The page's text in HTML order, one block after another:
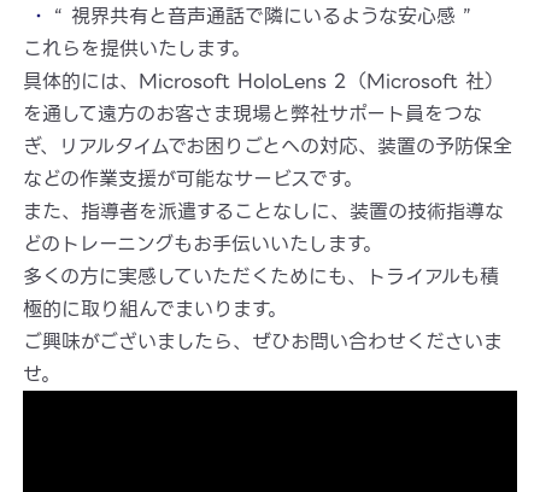
“ 視界共有と音声通話で隣にいるような安心感 ”
これらを提供いたします。
具体的には、Microsoft HoloLens 2（Microsoft 社）
を通して遠方のお客さま現場と弊社サポート員をつな
ぎ、リアルタイムでお困りごとへの対応、装置の予防保全
などの作業支援が可能なサービスです。
また、指導者を派遣することなしに、装置の技術指導な
どのトレーニングもお手伝いいたします。
多くの方に実感していただくためにも、トライアルも積
極的に取り組んでまいります。
ご興味がございましたら、ぜひお問い合わせくださいま
せ。